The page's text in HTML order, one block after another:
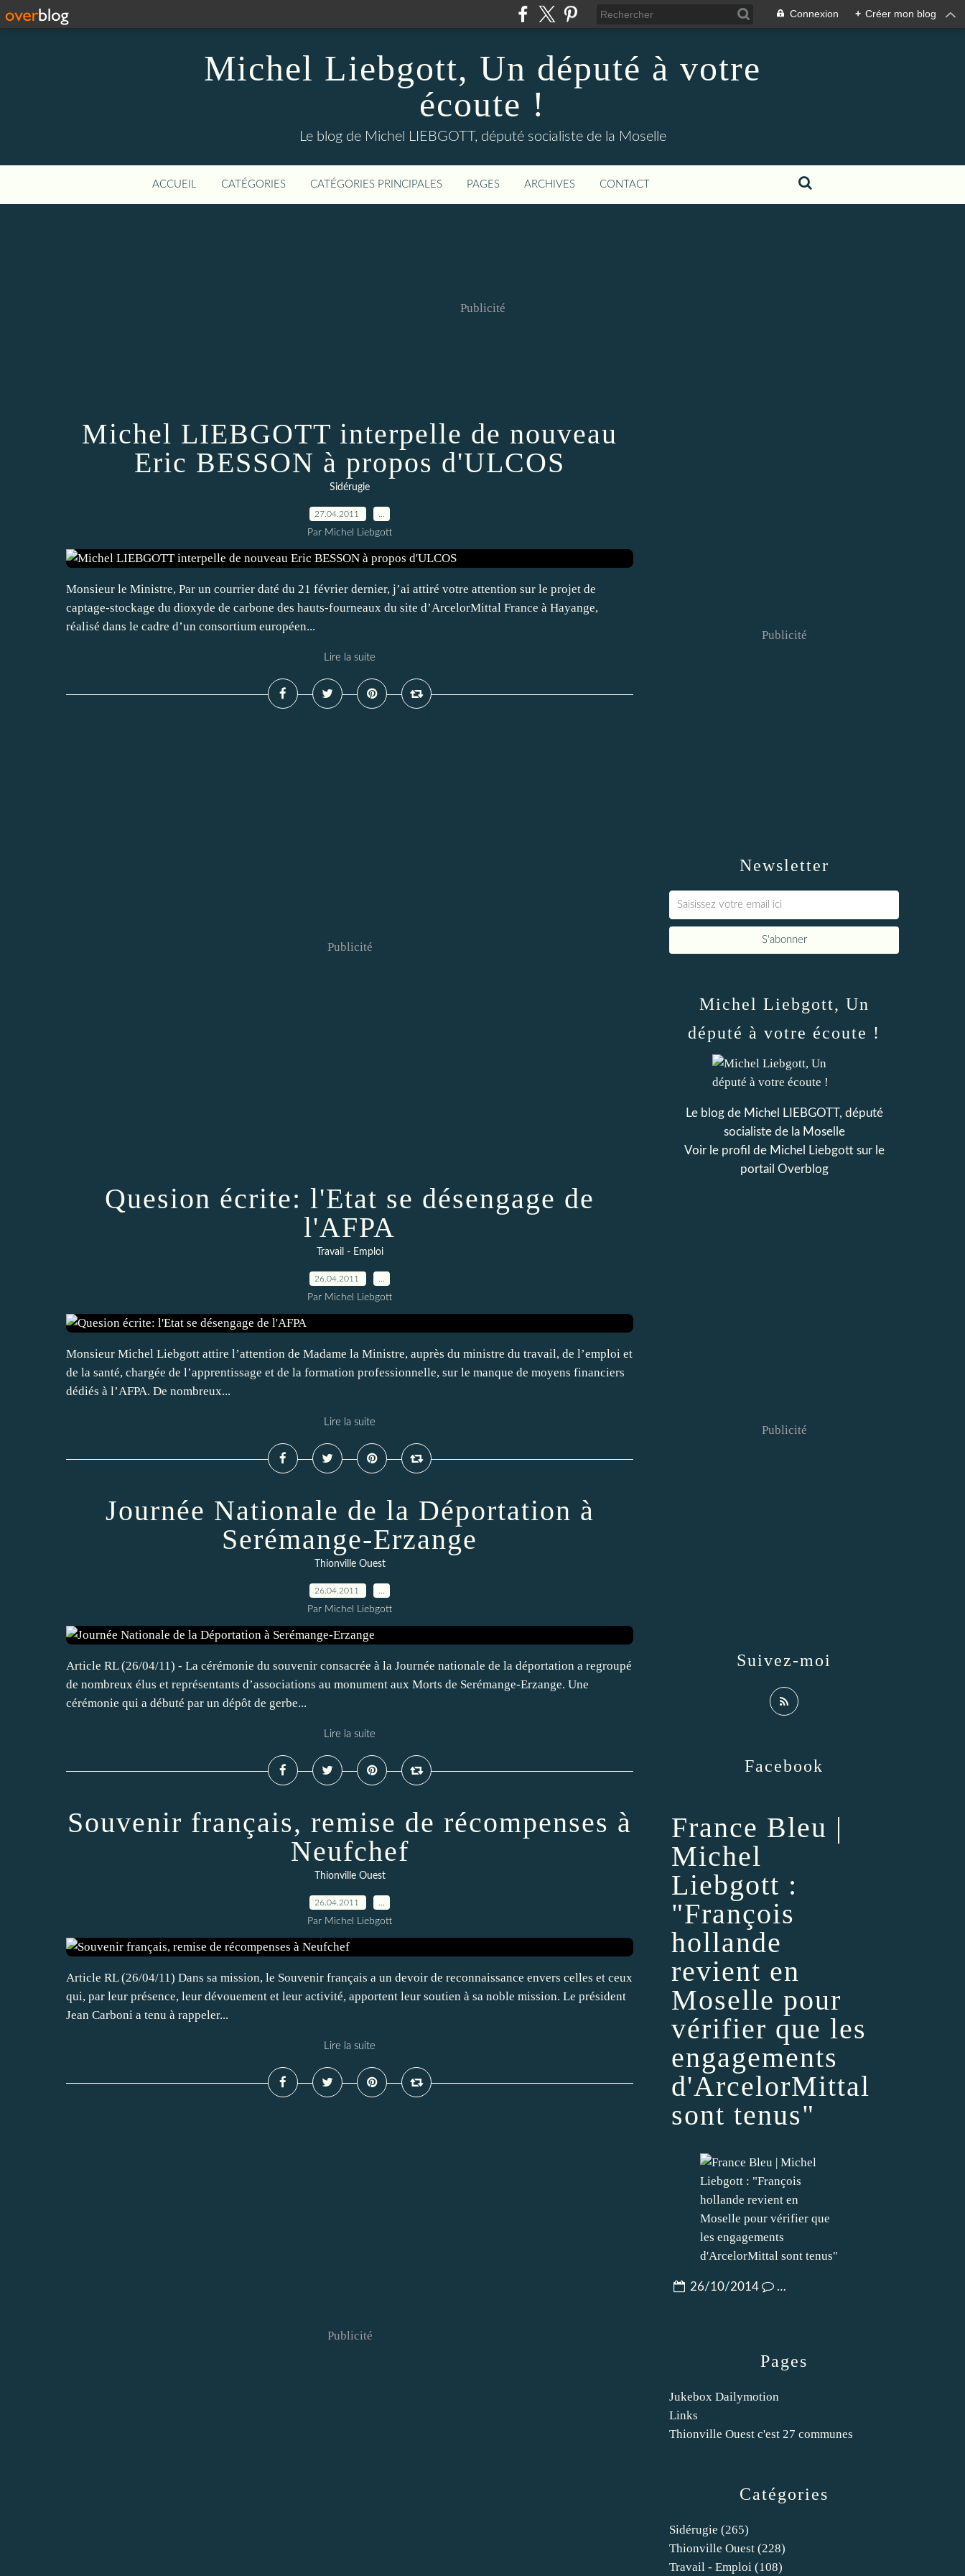
Connexion + Créer mon blog
Michel Liebgott, Un député à votre
écoute !
Le blog de Michel LIEBGOTT, député socialiste de la Moselle
ACCUEIL CATÉGORIES CATÉGORIES PRINCIPALES PAGES ARCHIVES CONTACT
Publicité
Michel LIEBGOTT interpelle de nouveau
Eric BESSON à propos d'ULCOS
Sidérugie
27.04.2011
Par Michel Liebgott
Monsieur le Ministre, Par un courrier daté du 21 février dernier, j’ai attiré votre attention sur le projet de
captage-stockage du dioxyde de carbone des hauts-fourneaux du site d’ArcelorMittal France à Hayange,
réalisé dans le cadre d’un consortium européen...
Lire la suite
Publicité
Quesion écrite: l'Etat se désengage de
l'AFPA
Travail - Emploi
26.04.2011
Par Michel Liebgott
Monsieur Michel Liebgott attire l’attention de Madame la Ministre, auprès du ministre du travail, de l’emploi et
de la santé, chargée de l’apprentissage et de la formation professionnelle, sur le manque de moyens financiers
dédiés à l’AFPA. De nombreux...
Lire la suite
Journée Nationale de la Déportation à
Serémange-Erzange
Thionville Ouest
26.04.2011
Par Michel Liebgott
Article RL (26/04/11) - La cérémonie du souvenir consacrée à la Journée nationale de la déportation a regroupé
de nombreux élus et représentants d’associations au monument aux Morts de Serémange-Erzange. Une
cérémonie qui a débuté par un dépôt de gerbe...
Lire la suite
Souvenir français, remise de récompenses à
Neufchef
Thionville Ouest
26.04.2011
Par Michel Liebgott
Article RL (26/04/11) Dans sa mission, le Souvenir français a un devoir de reconnaissance envers celles et ceux
qui, par leur présence, leur dévouement et leur activité, apportent leur soutien à sa noble mission. Le président
Jean Carboni a tenu à rappeler...
Lire la suite
Publicité
Newsletter
Publicité
Catégories
Sidérugie (265)
Thionville Ouest (228)
Travail - Emploi (108)
Pages
Jukebox Dailymotion
Links
Thionville Ouest c'est 27 communes
Michel Liebgott, Un
député à votre écoute !
Le blog de Michel LIEBGOTT, député
socialiste de la Moselle
Voir le profil de Michel Liebgottsur le
portail Overblog
Suivez-moi
Facebook
France Bleu |
Michel
Liebgott :
"François
hollande
revient en
Moselle pour
vérifier que les
engagements
d'ArcelorMittal
sont tenus"
26/10/2014 …
Publicité